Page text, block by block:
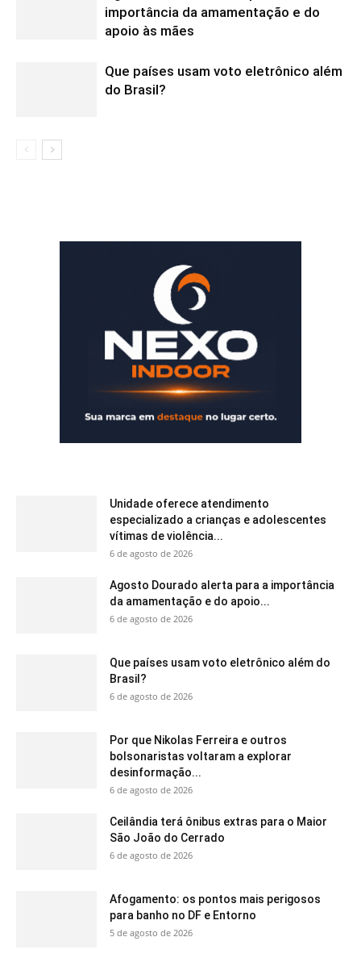
importância da amamentação e do
apoio às mães
Que países usam voto eletrônico além
do Brasil?
Unidade oferece atendimento
especializado a crianças e adolescentes
vítimas de violência...
6 de agosto de 2026
Agosto Dourado alerta para a importância
da amamentação e do apoio...
6 de agosto de 2026
Que países usam voto eletrônico além do
Brasil?
6 de agosto de 2026
Por que Nikolas Ferreira e outros
bolsonaristas voltaram a explorar
desinformação...
6 de agosto de 2026
Ceilândia terá ônibus extras para o Maior
São João do Cerrado
6 de agosto de 2026
Afogamento: os pontos mais perigosos
para banho no DF e Entorno
5 de agosto de 2026